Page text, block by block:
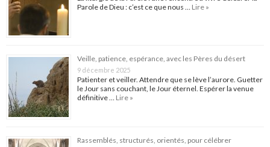
Parole de Dieu : c’est ce que nous … Lire »
Veille, patience, espérance, avec les Pères du désert
9 décembre 2025
Patienter et veiller. Attendre que se lève l’aurore. Guetter
le Jour sans couchant, le Jour éternel. Espérer la venue
définitive … Lire »
Rassemblés, structurés, orientés, pour célébrer